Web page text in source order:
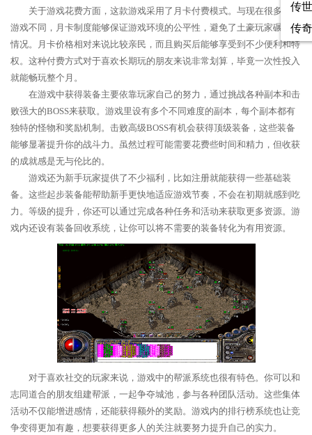
传
传
关于游戏花费方面，这款游戏采用了月卡付费模式。与现在很多免费
游戏不同，月卡制度能够保证游戏环境的公平性，避免了土豪玩家碾压的
情况。月卡价格相对来说比较亲民，而且购买后能够享受到不少便利和特
权。这种付费方式对于喜欢长期玩的朋友来说非常划算，毕竟一次性投入
就能畅玩整个月。
在游戏中获得装备主要依靠玩家自己的努力，通过挑战各种副本和击
败强大的BOSS来获取。游戏里设有多个不同难度的副本，每个副本都有
独特的怪物和奖励机制。击败高级BOSS有机会获得顶级装备，这些装备
能够显著提升你的战斗力。虽然过程可能需要花费些时间和精力，但收获
的成就感是无与伦比的。
游戏还为新手玩家提供了不少福利，比如注册就能获得一些基础装
备。这些起步装备能帮助新手更快地适应游戏节奏，不会在初期就感到吃
力。等级的提升，你还可以通过完成各种任务和活动来获取更多资源。游
戏内还设有装备回收系统，让你可以将不需要的装备转化为有用资源。
对于喜欢社交的玩家来说，游戏中的帮派系统也很有特色。你可以和
志同道合的朋友组建帮派，一起争夺城池，参与各种团队活动。这些集体
活动不仅能增进感情，还能获得额外的奖励。游戏内的排行榜系统也让竞
争变得更加有趣，想要获得更多人的关注就要努力提升自己的实力。